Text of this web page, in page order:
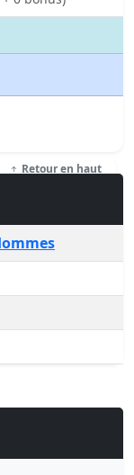
Retour en haut